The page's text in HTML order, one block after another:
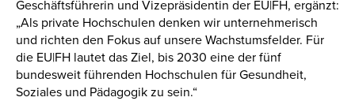
Geschäftsführerin und Vizepräsidentin der EU|FH, ergänzt:
„Als private Hochschulen denken wir unternehmerisch
und richten den Fokus auf unsere Wachstumsfelder. Für
die EU|FH lautet das Ziel, bis 2030 eine der fünf
bundesweit führenden Hochschulen für Gesundheit,
Soziales und Pädagogik zu sein.“